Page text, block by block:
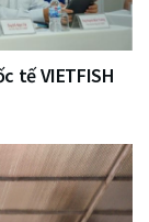
tế VIETFISH